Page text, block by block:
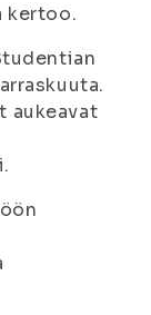
kertoo.
aukeavat